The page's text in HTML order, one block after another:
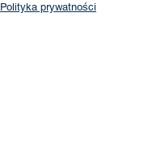
Polityka prywatności